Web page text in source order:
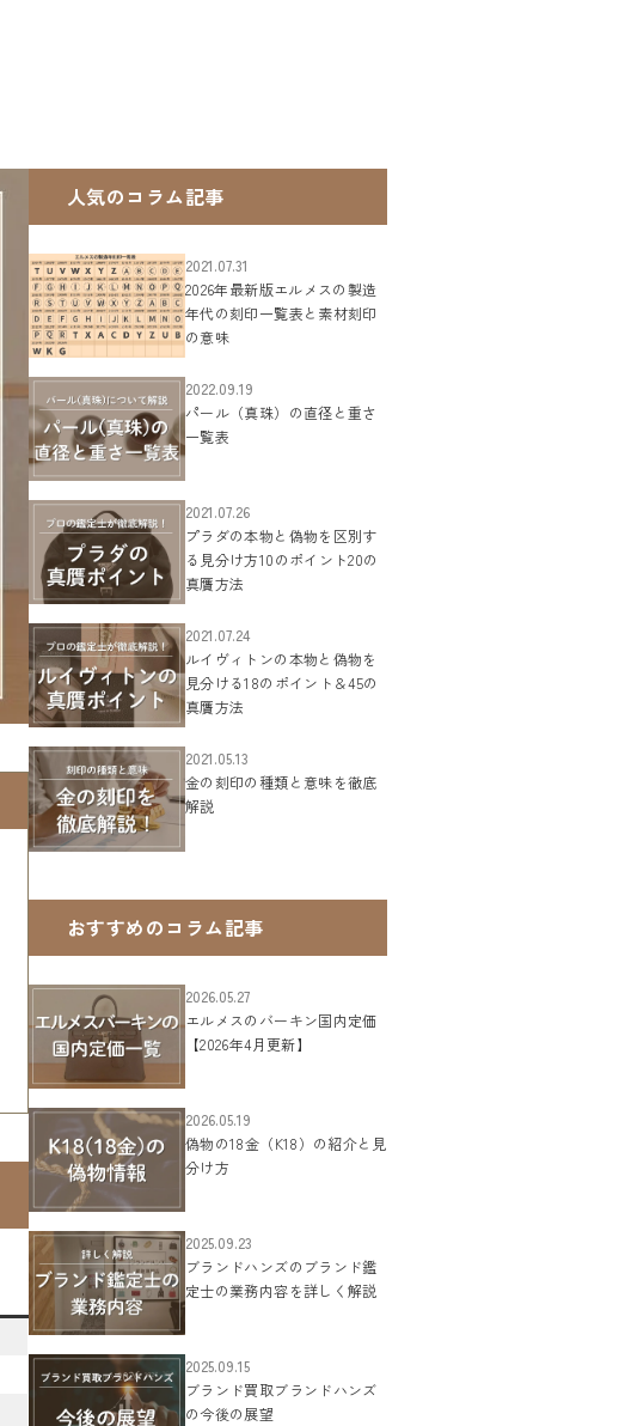
人気のコラム記事
2021.07.31
2026年最新版エルメスの製造
年代の刻印一覧表と素材刻印
の意味
2022.09.19
パール（真珠）の直径と重さ
一覧表
2021.07.26
プラダの本物と偽物を区別す
る見分け方10のポイント20の
真贋方法
2021.07.24
ルイヴィトンの本物と偽物を
見分ける18のポイント＆45の
真贋方法
2021.05.13
金の刻印の種類と意味を徹底
解説
おすすめのコラム記事
2026.05.27
エルメスのバーキン国内定価
【2026年4月更新】
2026.05.19
偽物の18金（K18）の紹介と見
分け方
2025.09.23
ブランドハンズのブランド鑑
定士の業務内容を詳しく解説
2025.09.15
ブランド買取ブランドハンズ
の今後の展望